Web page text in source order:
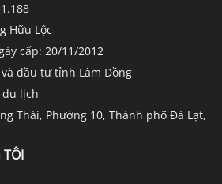
Hữu Lộc
cấp: 20/11/2012
đầu tư tỉnh Lâm Đồng
du lịch
Thái, Phường 10, Thành phố Đà Lạt,
TÔI